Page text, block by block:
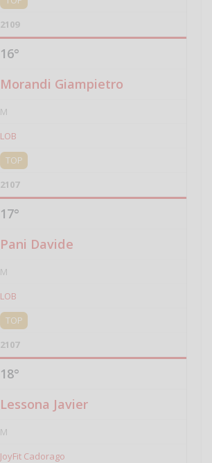
2109
16°
Morandi Giampietro
M
LOB
TOP
2107
17°
Pani Davide
M
LOB
TOP
2107
18°
Lessona Javier
M
JoyFit Cadorago